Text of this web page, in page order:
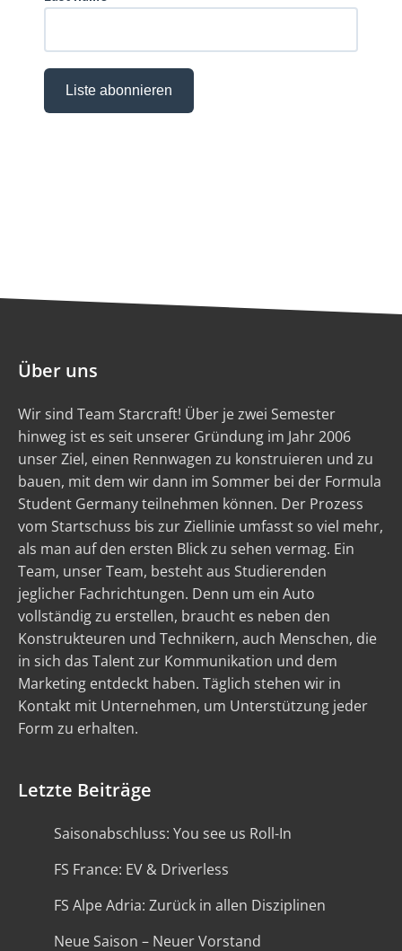
Über uns
Wir sind Team Starcraft! Über je zwei Semester
hinweg ist es seit unserer Gründung im Jahr 2006
unser Ziel, einen Rennwagen zu konstruieren und zu
bauen, mit dem wir dann im Sommer bei der Formula
Student Germany teilnehmen können. Der Prozess
vom Startschuss bis zur Ziellinie umfasst so viel mehr,
als man auf den ersten Blick zu sehen vermag. Ein
Team, unser Team, besteht aus Studierenden
jeglicher Fachrichtungen. Denn um ein Auto
vollständig zu erstellen, braucht es neben den
Konstrukteuren und Technikern, auch Menschen, die
in sich das Talent zur Kommunikation und dem
Marketing entdeckt haben. Täglich stehen wir in
Kontakt mit Unternehmen, um Unterstützung jeder
Form zu erhalten.
Letzte Beiträge
Saisonabschluss: You see us Roll-In
FS France: EV & Driverless
FS Alpe Adria: Zurück in allen Disziplinen
Neue Saison – Neuer Vorstand